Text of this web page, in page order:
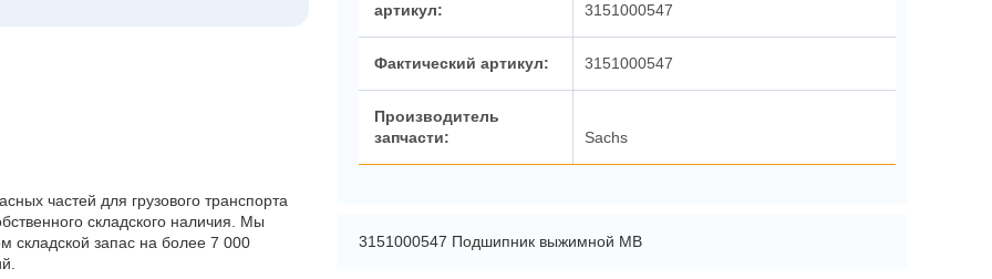
частей для грузового транспорта
складского наличия. Мы
складской запас на более 7 000
артикул:
3151000547
Фактический артикул: 3151000547
Производитель
запчасти:
Sachs
3151000547 Подшипник выжимной MB